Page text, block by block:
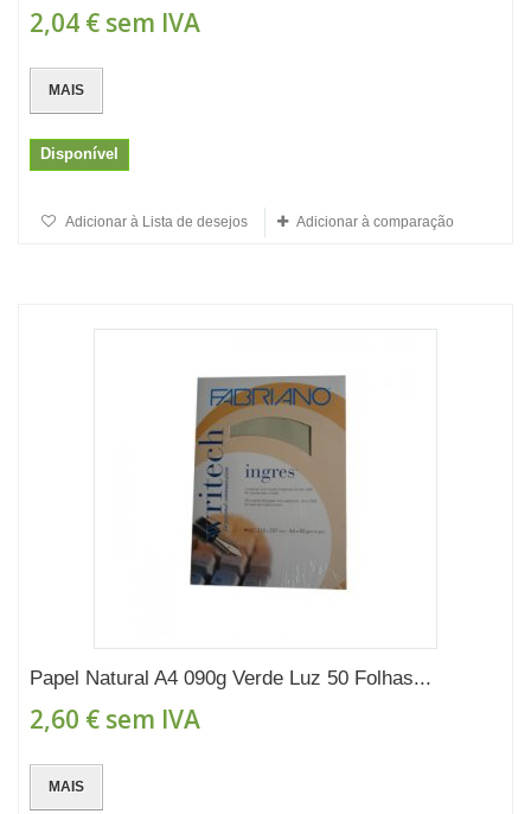
2,04 € sem IVA
MAIS
Disponível
Adicionar à Lista de desejos Adicionar à comparação
Papel Natural A4 090g Verde Luz 50 Folhas...
2,60 € sem IVA
MAIS